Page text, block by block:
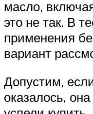
масло,
это не так. В
применения
вариант
Допустим,
оказалось,